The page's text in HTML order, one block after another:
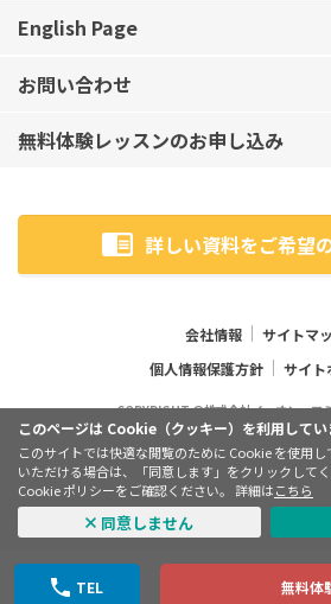
このページは Cookie（クッキー）を利用してい
このサイトでは快適な閲覧のために Cookie を使用
いただける場合は、「同意します」をクリックして
Cookie ポリシーをご確認ください。 詳細はこちら
同意しません
TEL 無料体
English Page
お問い合わせ
無料体験レッスンのお申し込み
詳しい資料をご希望
会社情報
サイトマ
個人情報保護方針
サイト
COPYRIGHT ©株式会社イーオン ア
英検®は、公益財団法人 日本英語検定協会の登
コンテンツは、公益財団法人 日本英語検定協会
の他の検討を受けたものではありません。
TOEIC is a registered trademark of ETS.
LISTENING AND READING.